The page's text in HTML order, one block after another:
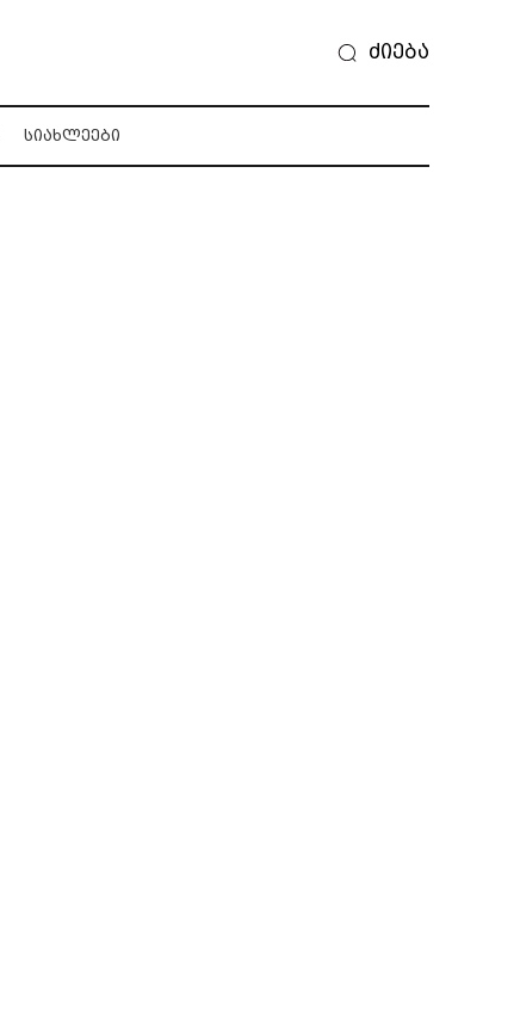
ძიება
ᲡᲘᲐᲮᲚᲔᲔᲑᲘ